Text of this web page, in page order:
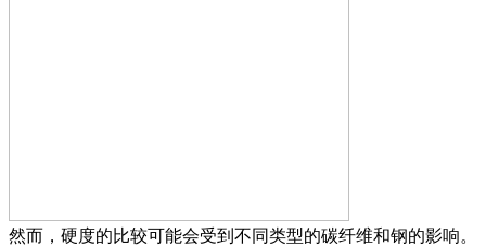
然而，硬度的比较可能会受到不同类型的碳纤维和钢的影响。